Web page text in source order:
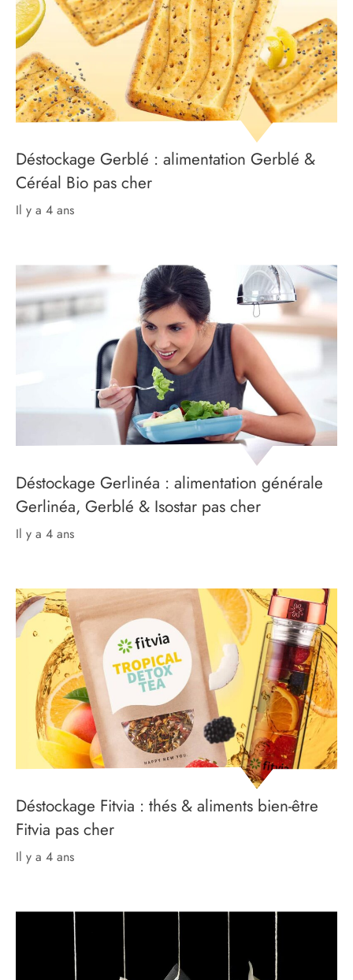
Déstockage Gerblé : alimentation Gerblé &
Céréal Bio pas cher
il y a 4 ans
Déstockage Gerlinéa : alimentation générale
Gerlinéa, Gerblé & Isostar pas cher
il y a 4 ans
Déstockage Fitvia : thés & aliments bien-être
Fitvia pas cher
il y a 4 ans